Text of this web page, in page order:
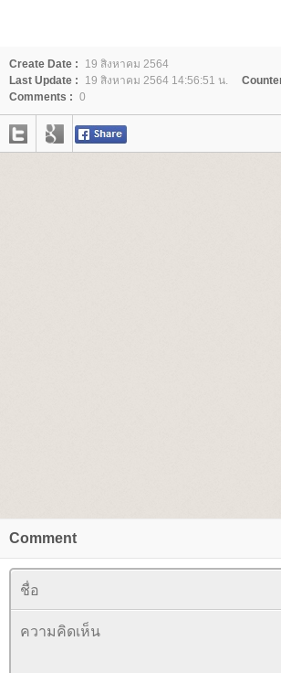
Create Date :
19 สิงหาคม 2564
Last Update :
19 สิงหาคม 2564 14:56:51 น.
Comments : 0
Comment